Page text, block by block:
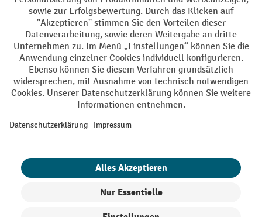
AGB Impressum Datenschutz Privacy Settings
Alle Preise exkl. gesetzl. Mehrwertsteuer zzgl.Versandkostenund ggf.
Nachnahmegebühren, wenn nicht anders angegeben.
¹ Der Rabatt gilt so lange der Vorrat reicht. Der Rabatt gilt nicht auf
oder Gutscheinen ist nicht möglich. | ² Der Rabatt wird einmalig bei
eingelöst werden. Die Höhe des Rabatts variiert je nach
Produktkategorie und beträgt bis zu 10 % (10 % auf Lager, Umwelt,
Heben | 7% auf Büro). Ausgenommen sind Elektro-Hubwagen,